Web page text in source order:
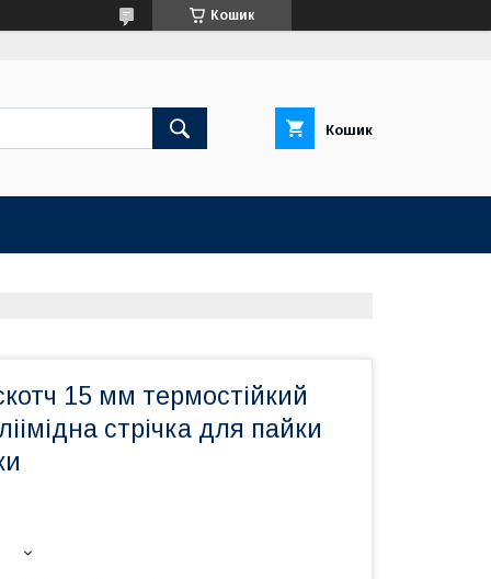
Кошик
Кошик
15 мм термостійкий
стрічка для пайки